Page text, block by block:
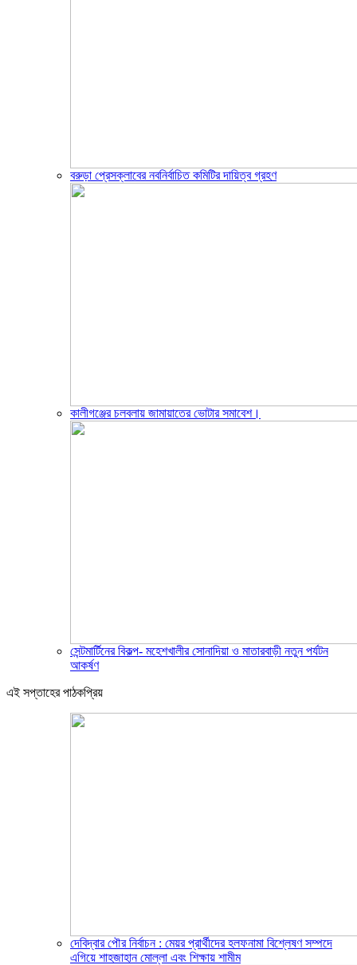
বরুড়া প্রেসক্লাবের নবনির্বাচিত কমিটির দায়িত্ব গ্রহণ
কালীগঞ্জের চলবলায় জামায়াতের ভোটার সমাবেশ।
সেন্টমার্টিনের বিকল্প- মহেশখালীর সোনাদিয়া ও মাতারবাড়ী নতুন পর্যটন
আকর্ষণ
এই সপ্তাহের পাঠকপ্রিয়
দেবিদ্বার পৌর নির্বাচন : মেয়র প্রার্থীদের হলফনামা বিশ্লেষণ সম্পদে
এগিয়ে শাহজাহান মোল্লা এবং শিক্ষায় শামীম